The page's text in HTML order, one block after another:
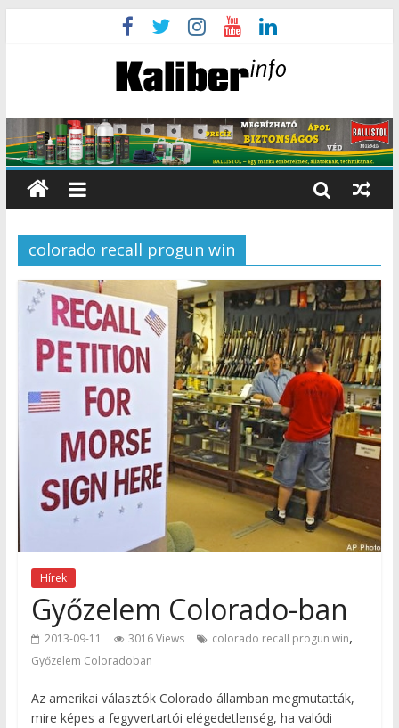
colorado recall progun win
Hírek
Győzelem Colorado-ban
2013-09-11 3016 Views colorado recall progun win,
Győzelem Coloradoban
Az amerikai választók Colorado államban megmutatták,
mire képes a fegyvertartói elégedetlenség, ha valódi